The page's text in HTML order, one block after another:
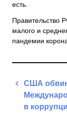
есть.
Правительство
малого и
пандемии
Навигация
записям
США
в